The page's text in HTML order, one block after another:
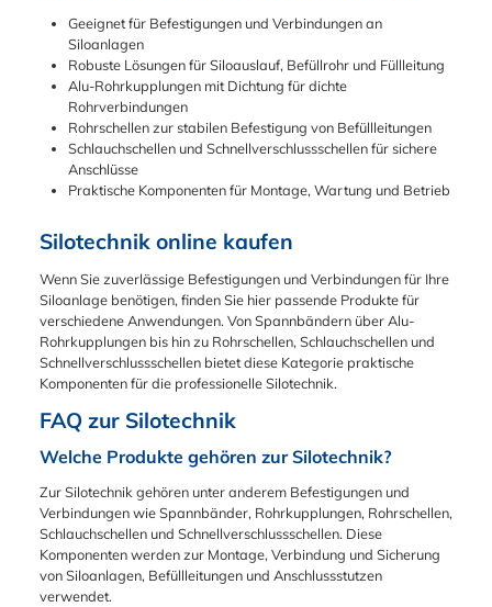
Wichtiger
geeignet für): Bitte
verwenden Sie EPDM
mit mineralischen
Ölen oder Fetten! Das
ölbeständig und wird
Treibstoffen, Heptan,
Pentan, Toluol und
Chlorkohlenwasserst
offen. Ihre Vorteile auf
einen Blick
Ozon und UV-
Elektrisch leitfähig
(antistatisch) und
FDA-konform.
Effizient: Ein
Spannringprofil reicht
oder in wässriger
Temperaturbeständi
gefertigt, bleibt
dieser Dichtring auch
thermischen
Dauerbelastung:
-60°C bis +200°C
Kurzzeitige Spitzen:
bis +250°C ⚠️
Wichtiger
Einsatzhinweis (Nicht
in Verbindung mit
da dies das Material
beschädigt:
Mineralische Öle und
Fette, Treibstoffe
(Kraftstoffe), Säuren
Geeignet für Befestigungen und Verbindungen an
Siloanlagen
Robuste Lösungen für Siloauslauf, Befüllrohr und Füllleitung
Alu-Rohrkupplungen mit Dichtung für dichte
Rohrverbindungen
Rohrschellen zur stabilen Befestigung von Befüllleitungen
Schlauchschellen und Schnellverschlussschellen für sichere
Anschlüsse
Praktische Komponenten für Montage, Wartung und Betrieb
Silotechnik online kaufen
Wenn Sie zuverlässige Befestigungen und Verbindungen für Ihre
Siloanlage benötigen, finden Sie hier passende Produkte für
verschiedene Anwendungen. Von Spannbändern über Alu-
Rohrkupplungen bis hin zu Rohrschellen, Schlauchschellen und
Schnellverschlussschellen bietet diese Kategorie praktische
Komponenten für die professionelle Silotechnik.
FAQ zur Silotechnik
Welche Produkte gehören zur Silotechnik?
Zur Silotechnik gehören unter anderem Befestigungen und
Verbindungen wie Spannbänder, Rohrkupplungen, Rohrschellen,
Schlauchschellen und Schnellverschlussschellen. Diese
Komponenten werden zur Montage, Verbindung und Sicherung
von Siloanlagen, Befüllleitungen und Anschlussstutzen
verwendet.